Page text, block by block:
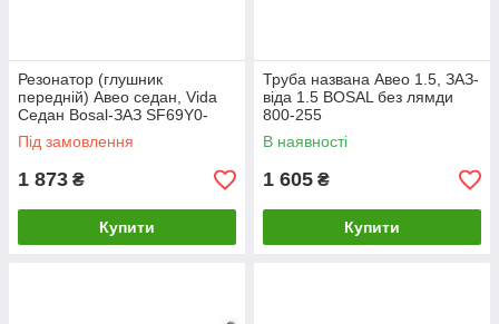
Резонатор (глушник
передній) Авео седан, Vida
Седан Bosal-ЗАЗ SF69Y0-
1202009, 96536945
Під замовлення
1 873 ₴
Купити
Труба названа Авео 1.5, ЗАЗ-
віда 1.5 BOSAL без лямди
800-255
В наявності
1 605 ₴
Купити